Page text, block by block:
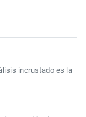
incrustado es la